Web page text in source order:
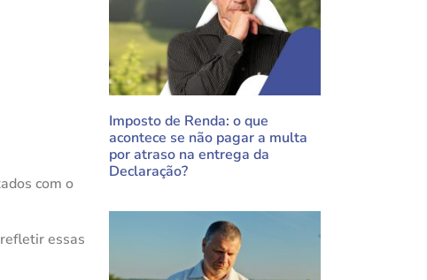
com o
essas
Imposto de Renda: o que
acontece se não pagar a multa
por atraso na entrega da
Declaração?